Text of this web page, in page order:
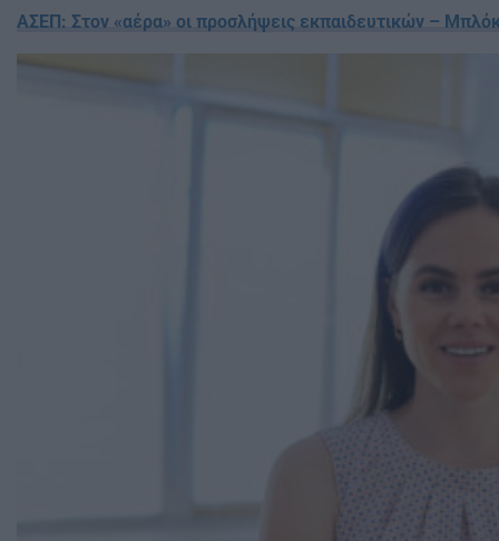
ΑΣΕΠ: Στον «αέρα» οι προσλήψεις εκπαιδευτικών –